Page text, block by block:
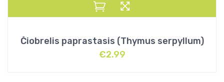
Čiobrelis paprastasis (Thymus serpyllum)
€2.99